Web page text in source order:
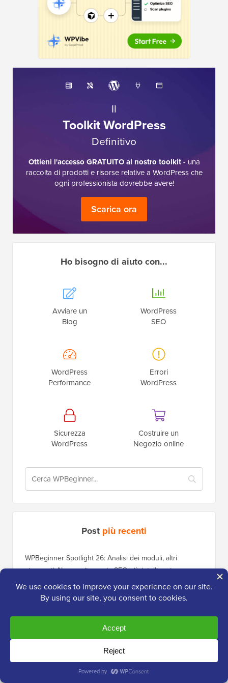
Il
Toolkit WordPress
Definitivo
Ottieni l'accesso GRATUITO al nostro toolkit- una
raccolta di prodotti e risorse relative a WordPress che
ogni professionista dovrebbe avere!
Scarica ora
Ho bisogno di aiuto con...
Avviare un
Blog
WordPress
SEO
WordPress
Performance
Errori
WordPress
Sicurezza
WordPress
Costruire un
Negozio online
Post più recenti
WPBeginner Spotlight 26: Analisi dei moduli, altri
strumenti AI e monitoraggio SEO più intelligente
Cosa sta arrivando in WordPress 7.1? (Funzionalità e
screenshot)
Guida definitiva alla protezione antispam di WordPress –
Passo dopo passo (2026)
Come collegare agenti AI con WordPress utilizzando
MCP (passo dopo passo)